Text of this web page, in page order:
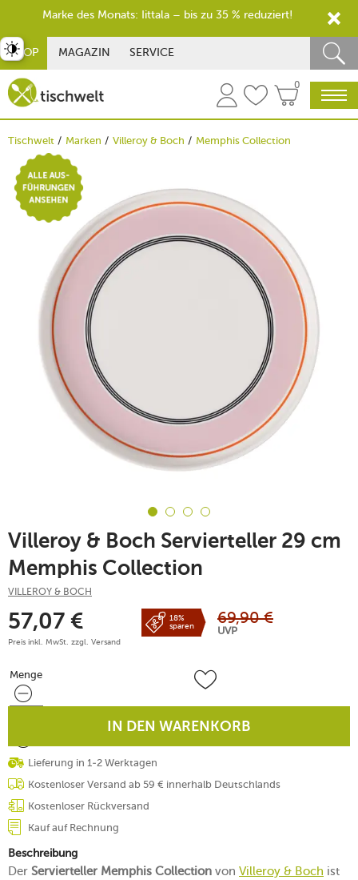
SHOP MAGAZIN SERVICE
0
Tischwelt Marken Villeroy & Boch Memphis Collection
Villeroy & Boch Servierteller 29 cm
Memphis Collection
VILLEROY & BOCH
57,07 €
Preis inkl. MwSt. zzgl. Versand
18%
sparen
69,90 €
UVP
Menge
Menge
IN DEN WARENKORB
Lieferung in 1-2 Werktagen
Kostenloser Versand ab 59 € innerhalb Deutschlands
Kostenloser Rückversand
Kauf auf Rechnung
Beschreibung
Der Servierteller Memphis Collection von Villeroy & Boch ist
umschalten
Marke des Monats: Iittala – bis zu 35 % reduziert!